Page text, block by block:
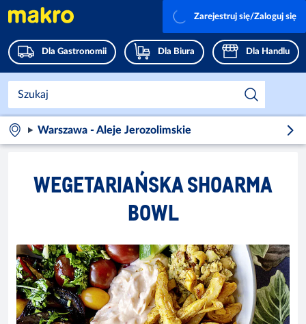
Dla Gastronomii Dla Biura Dla Handlu
Zarejestruj się/Zaloguj się
Warszawa - Aleje Jerozolimskie
WEGETARIAŃSKA SHOARMA
BOWL